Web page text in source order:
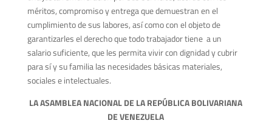
méritos, compromiso y entrega que demuestran en el
cumplimiento de sus labores, así como con el objeto de
garantizarles el derecho que todo trabajador tiene a un
salario suficiente, que les permita vivir con dignidad y cubrir
para sí y su familia las necesidades básicas materiales,
sociales e intelectuales.
LA ASAMBLEA NACIONAL DE LA REPÚBLICA BOLIVARIANA
DE VENEZUELA